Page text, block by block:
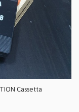
Cassetta